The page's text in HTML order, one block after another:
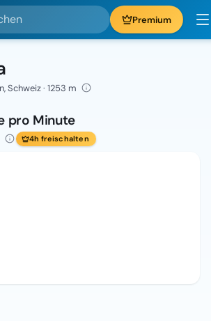
Premium
Schweiz · 1253 m
pro Minute
4h freischalten